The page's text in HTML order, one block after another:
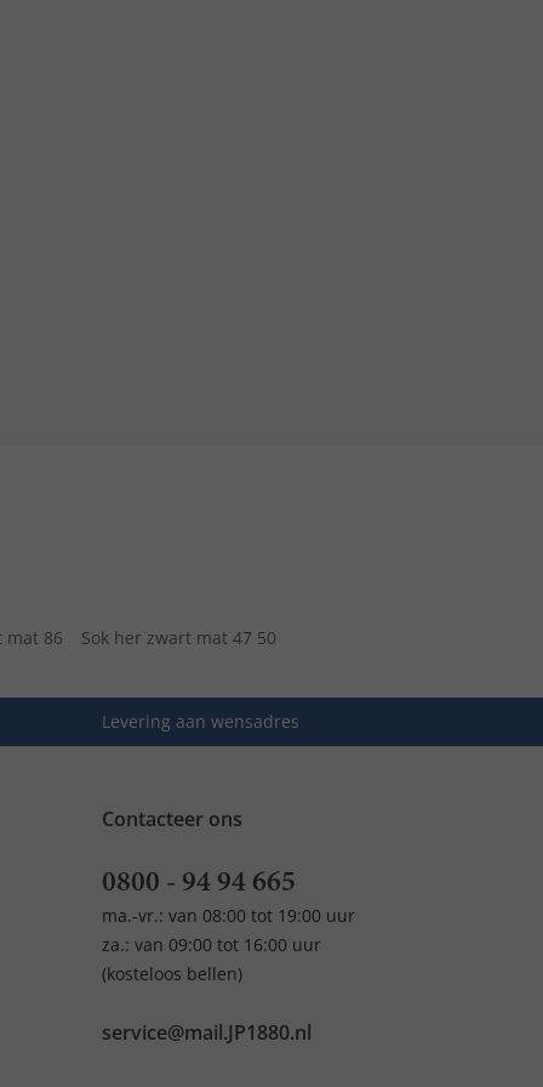
mat 86 Sok her zwart mat 47 50
Levering aan wensadres
Contacteer ons
0800 - 94 94 665
ma.-vr.: van 08:00 tot 19:00 uur
za.: van 09:00 tot 16:00 uur
(kosteloos bellen)
service@mail.JP1880.nl